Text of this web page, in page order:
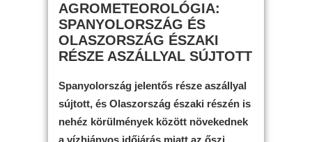
AGROMETEOROLÓGIA:
SPANYOLORSZÁG ÉS
OLASZORSZÁG ÉSZAKI
RÉSZE ASZÁLLYAL SÚJTOTT
Spanyolország jelentős része aszállyal
sújtott, és Olaszország északi részén is
nehéz körülmények között növekednek
a vízhiányos időjárás miatt az őszi